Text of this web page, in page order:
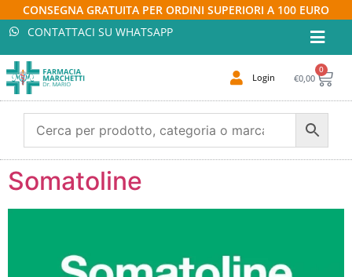
CONSEGNA GRATUITA PER ORDINI SUPERIORI A 100 EURO
CONTATTACI SU WHATSAPP
Login €0,00
0
Somatoline